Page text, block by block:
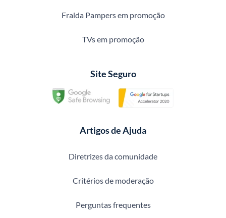
Fralda Pampers em promoção
TVs em promoção
Site Seguro
Artigos de Ajuda
Diretrizes da comunidade
Critérios de moderação
Perguntas frequentes